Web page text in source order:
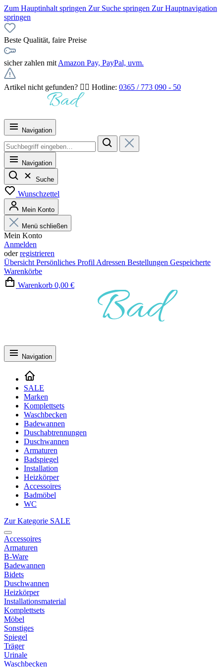
Zum Hauptinhalt springen Zur Suche springen Zur Hauptnavigation
springen
Beste Qualität, faire Preise
sicher zahlen mit Amazon Pay, PayPal, uvm.
Artikel nicht gefunden? 👉🏻 Hotline: 0365 / 773 090 - 50
Navigation
Navigation
Suche
Wunschzettel
Mein Konto
Menü schließen
Mein Konto
Anmelden
oderregistrieren
Übersicht Persönliches Profil Adressen Bestellungen Gespeicherte
Warenkörbe
Warenkorb 0,00 €
Navigation
SALE
Marken
Komplettsets
Waschbecken
Badewannen
Duschabtrennungen
Duschwannen
Armaturen
Badspiegel
Installation
Heizkörper
Accessoires
Badmöbel
WC
Zur Kategorie SALE
Accessoires
Armaturen
B-Ware
Badewannen
Bidets
Duschwannen
Heizkörper
Installationsmaterial
Komplettsets
Möbel
Sonstiges
Spiegel
Träger
Urinale
Waschbecken